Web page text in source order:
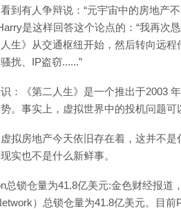
到有人争辩说：“元宇宙中的房地产
是这样回答这个论点的：“我再次
人生》从交通枢纽开始，然后转向远
扰、IP盗窃......”
：《第二人生》是一个推出于2003
。事实上，虚拟世界中的投机问题可
拟房地产今天依旧存在着，这并不
实也不是什么新鲜事。
总锁仓量为41.8亿美元:金色财经报道
）总锁仓量为41.8亿美元。目